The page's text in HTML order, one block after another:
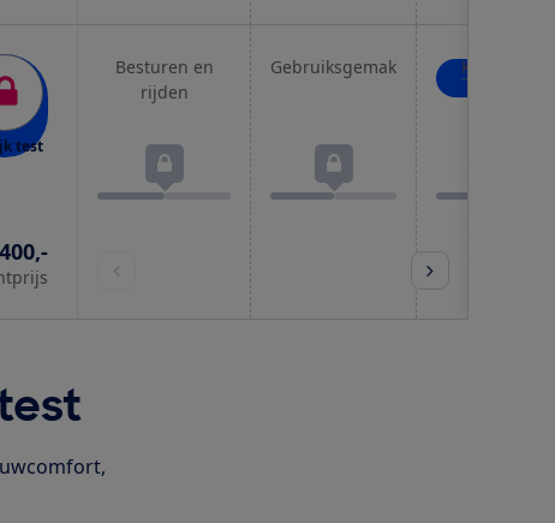
test
Besturen en
rijden
Gebruiksgemak
Kind in de